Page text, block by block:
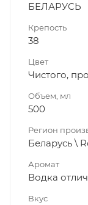
БЕЛАРУСЬ
Крепость
38
Цвет
Чистого,
Объем, мл
500
Регион
Беларусь \
Аромат
Водка
Вкус